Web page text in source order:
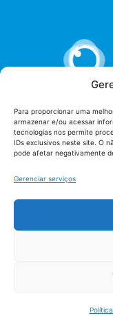
Para proporcionar uma
armazenar e/ou acessar
tecnologias nos permite
IDs exclusivos neste site. O
pode afetar negativamente
Gerenciar serviços
União dos
Setor de
Tribunal de